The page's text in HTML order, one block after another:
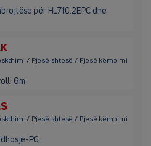
për HL710.2EPC dhe
/ Pjesë shtesë / Pjesë këmbimi
6m
/ Pjesë shtesë / Pjesë këmbimi
PG